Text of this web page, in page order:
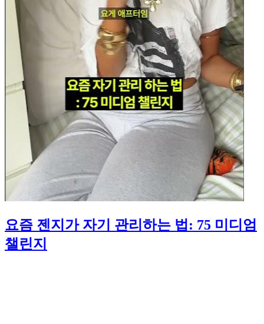
요즘 젠지가 자기 관리하는 법: 75 미디엄
챌린지